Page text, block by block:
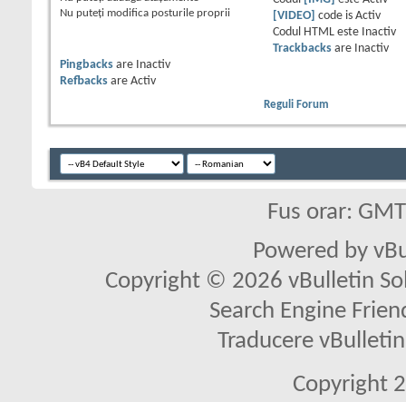
Nu puteţi modifica posturile proprii
[VIDEO]
code is Activ
Codul HTML este
Inactiv
Trackbacksare
Inactiv
Pingbacks are
Inactiv
Refbacks are Activ
Reguli Forum
Fus orar:
Powered by
Copyright © 2026 vBulletin
Search Engine
Traducere
Copyright